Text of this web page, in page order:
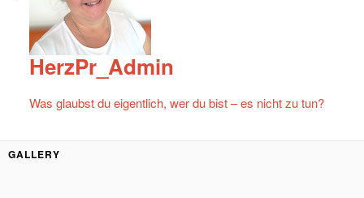
HerzPr_Admin
Was glaubst du eigentlich, wer du bist – es nicht zu tun?
GALLERY